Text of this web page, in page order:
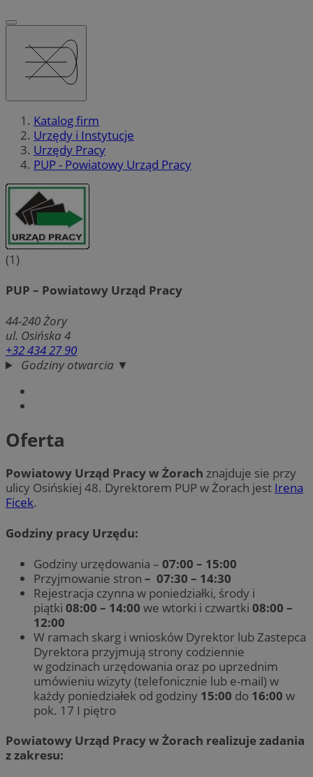
Katalog firm
Urzędy i Instytucje
Urzędy Pracy
PUP - Powiatowy Urząd Pracy
(1)
PUP – Powiatowy Urząd Pracy
44-240Żory
ul. Osińska 4
+32 434 27 90
Godziny otwarcia ▼
Oferta
Powiatowy Urząd Pracy w Żorach znajduje sie przy
ulicy Osińskiej 48. Dyrektorem PUP w Żorach jest Irena
Ficek.
Godziny pracy Urzędu:
Godziny urzędowania – 07:00 – 15:00
Przyjmowanie stron – 07:30 – 14:30
Rejestracja czynna w poniedziałki, środy i
piątki 08:00 – 14:00 we wtorki i czwartki 08:00 –
12:00
W ramach skarg i wniosków Dyrektor lub Zastepca
Dyrektora przyjmują strony codziennie
w godzinach urzędowania oraz po uprzednim
umówieniu wizyty (telefonicznie lub e-mail) w
każdy poniedziałek od godziny 15:00 do 16:00 w
pok. 17 I piętro
Powiatowy Urząd Pracy w Żorach realizuje zadania
z zakresu: